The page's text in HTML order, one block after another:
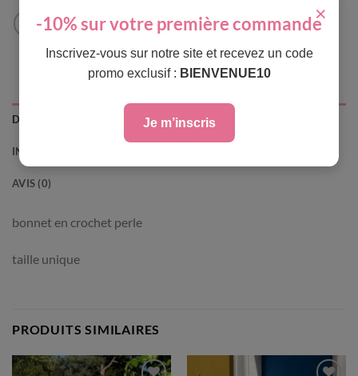
DESCRIPTION
INFORMATIONS COMPLÉMENTAIRES
AVIS (0)
bonnet en crochet perle
taille unique
PRODUITS SIMILAIRES
×
-10% sur votre première commande
Inscrivez-vous sur notre site et recevez un code
promo exclusif : BIENVENUE10
Je m’inscris